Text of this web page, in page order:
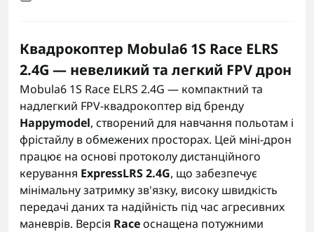
Квадрокоптер Mobula6 1S Race ELRS
2.4G — невеликий та легкий FPV дрон
Mobula6 1S Race ELRS 2.4G — компактний та
надлегкий FPV-квадрокоптер від бренду
Happymodel, створений для навчання польотам і
фрістайлу в обмежених просторах. Цей міні-дрон
працює на основі протоколу дистанційного
керування ExpressLRS 2.4G, що забезпечує
мінімальну затримку зв'язку, високу швидкість
передачі даних та надійність під час агресивних
маневрів. Версія Raceоснащена потужними